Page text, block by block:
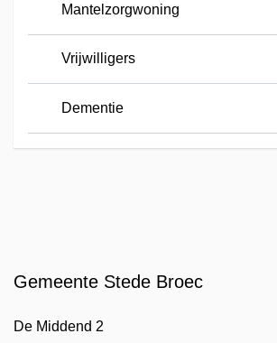
Mantelzorgwoning
Vrijwilligers
Dementie
Gemeente Stede Broec
De Middend 2